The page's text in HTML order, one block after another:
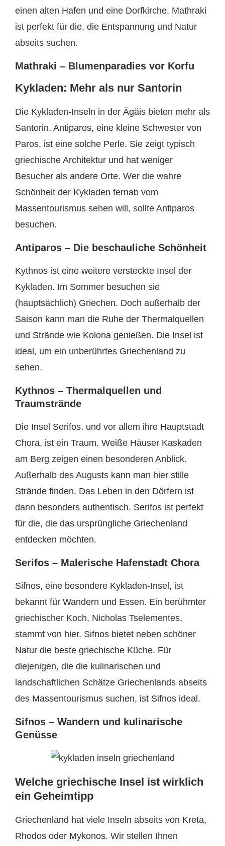
einen alten Hafen und eine Dorfkirche. Mathraki
ist perfekt für die, die Entspannung und Natur
abseits suchen.
Mathraki – Blumenparadies vor Korfu
Kykladen: Mehr als nur Santorin
Die Kykladen-Inseln in der Ägäis bieten mehr als
Santorin. Antiparos, eine kleine Schwester von
Paros, ist eine solche Perle. Sie zeigt typisch
griechische Architektur und hat weniger
Besucher als andere Orte. Wer die wahre
Schönheit der Kykladen fernab vom
Massentourismus sehen will, sollte Antiparos
besuchen.
Antiparos – Die beschauliche Schönheit
Kythnos ist eine weitere versteckte Insel der
Kykladen. Im Sommer besuchen sie
(hauptsächlich) Griechen. Doch außerhalb der
Saison kann man die Ruhe der Thermalquellen
und Strände wie Kolona genießen. Die Insel ist
ideal, um ein unberührtes Griechenland zu
sehen.
Kythnos – Thermalquellen und
Traumstrände
Die Insel Serifos, und vor allem ihre Hauptstadt
Chora, ist ein Traum. Weiße Häuser Kaskaden
am Berg zeigen einen besonderen Anblick.
Außerhalb des Augusts kann man hier stille
Strände finden. Das Leben in den Dörfern ist
dann besonders authentisch. Serifos ist perfekt
für die, die das ursprüngliche Griechenland
entdecken möchten.
Serifos – Malerische Hafenstadt Chora
Sifnos, eine besondere Kykladen-Insel, ist
bekannt für Wandern und Essen. Ein berühmter
griechischer Koch, Nicholas Tselementes,
stammt von hier. Sifnos bietet neben schöner
Natur die beste griechische Küche. Für
diejenigen, die die kulinarischen und
landschaftlichen Schätze Griechenlands abseits
des Massentourismus suchen, ist Sifnos ideal.
Sifnos – Wandern und kulinarische
Genüsse
Welche griechische Insel ist wirklich
ein Geheimtipp
Griechenland hat viele Inseln abseits von Kreta,
Rhodos oder Mykonos. Wir stellen Ihnen